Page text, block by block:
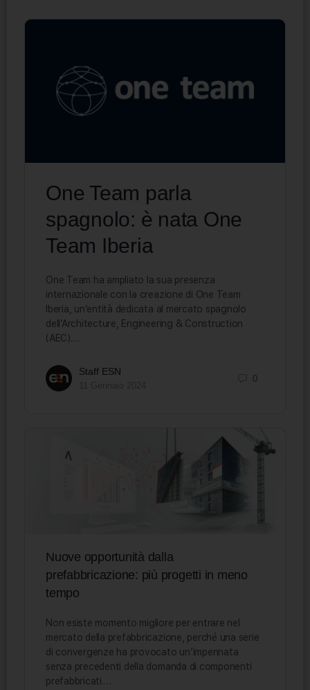
One Team parla
spagnolo: è nata One
Team Iberia
One Team ha ampliato la sua presenza
internazionale con la creazione di One Team
Iberia, un’entità dedicata al mercato spagnolo
dell’Architecture, Engineering & Construction
(AEC).…
Staff ESN
0
Nuove opportunità dalla
prefabbricazione: più progetti in meno
tempo
Non esiste momento migliore per entrare nel
mercato della prefabbricazione, perché una serie
di convergenze ha provocato un’impennata
senza precedenti della domanda di componenti
prefabbricati.…